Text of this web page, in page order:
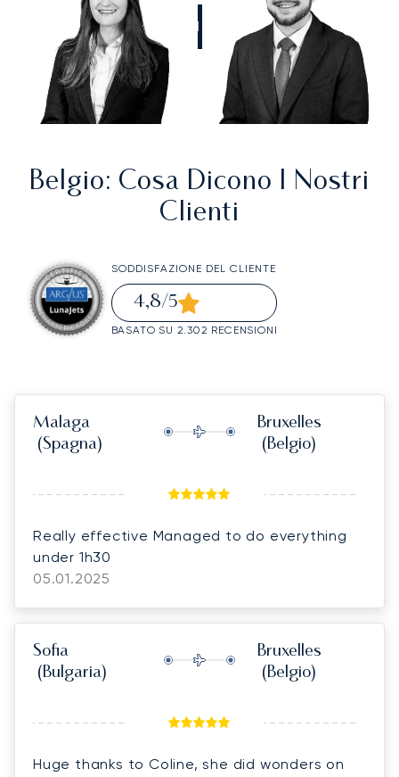
CHIAMATECI
Belgio: Cosa Dicono I Nostri
Clienti
SODDISFAZIONE DEL CLIENTE
4,8/5
BASATO SU 2.302 RECENSIONI
Malaga
(Spagna)
Bruxelles
(Belgio)
Really effective Managed to do everything
under 1h30
05.01.2025
Sofia
(Bulgaria)
Bruxelles
(Belgio)
Huge thanks to Coline, she did wonders on